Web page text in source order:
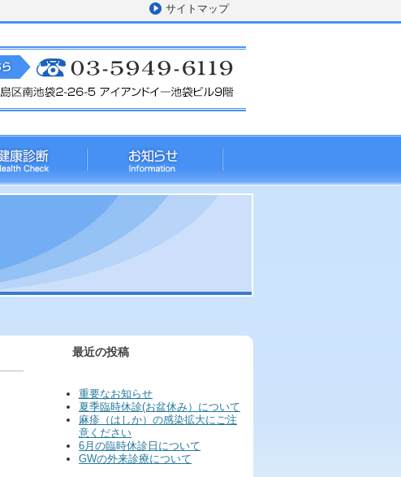
サイトマップ
最近の投稿
重要なお知らせ
夏季臨時休診(お盆休み）について
麻疹（はしか）の感染拡大にご注
意ください
6月の臨時休診日について
GWの外来診療について